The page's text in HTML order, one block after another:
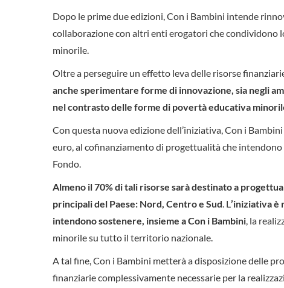
Dopo le prime due edizioni, Con i Bambini intende
collaborazione con altri enti erogatori che
minorile.
Oltre a perseguire un effetto leva delle risorse
anche sperimentare forme di innovazione, sia negli
nel contrasto delle forme di povertà educativa
Con questa nuova edizione dell’iniziativa, Con i
euro, al cofinanziamento di progettualità che
Fondo.
Almeno il 70% di tali risorse sarà destinato a
principali del Paese: Nord, Centro e Sud. L’iniziativa
intendono sostenere, insieme a Con i Bambini, la
minorile su tutto il territorio nazionale.
A tal fine, Con i Bambini metterà a disposizione delle
finanziarie complessivamente necessarie per la